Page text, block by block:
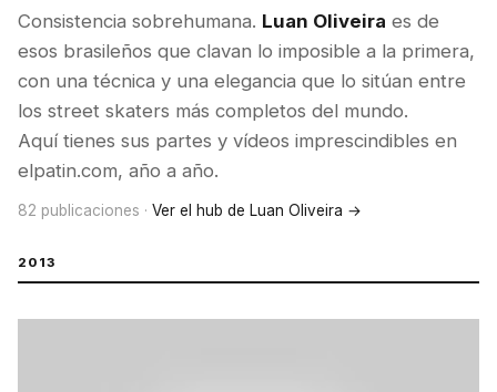
Consistencia sobrehumana. Luan Oliveira es de
esos brasileños que clavan lo imposible a la primera,
con una técnica y una elegancia que lo sitúan entre
los street skaters más completos del mundo.
Aquí tienes sus partes y vídeos imprescindibles en
elpatin.com, año a año.
82 publicaciones · Ver el hub de Luan Oliveira →
2013